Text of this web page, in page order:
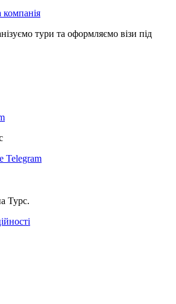
компанія
тури та оформляємо візи під
Telegram
Турс.